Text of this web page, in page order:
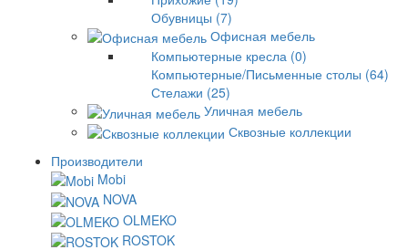
Обувницы (7)
Офисная мебель
Компьютерные кресла (0)
Компьютерные/Письменные столы (64)
Стелажи (25)
Уличная мебель
Сквозные коллекции
Производители
Mobi
NOVA
OLMEKO
ROSTOK